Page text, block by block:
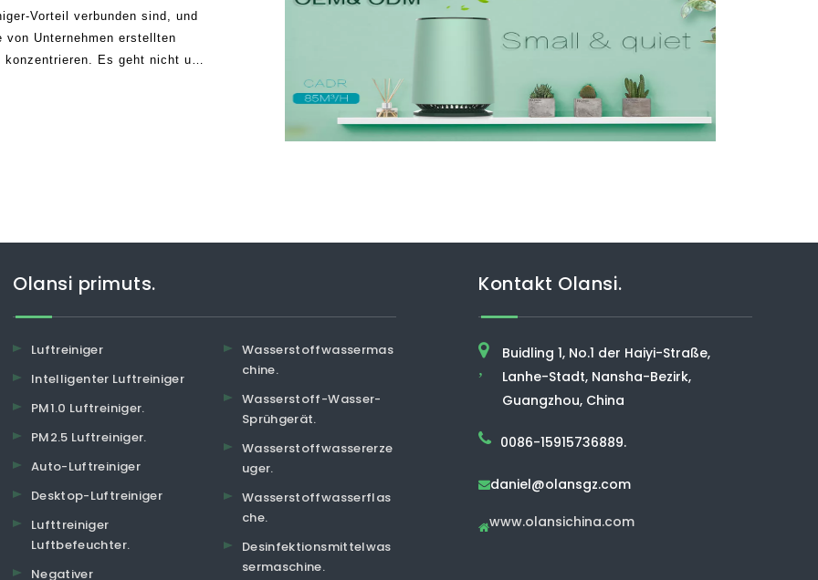
Vorteil verbunden sind, und
Unternehmen erstellten
Es geht nicht um
Olansi primuts.
Luftreiniger
Intelligenter Luftreiniger
PM1.0 Luftreiniger.
PM2.5 Luftreiniger.
Auto-Luftreiniger
Desktop-Luftreiniger
Lufttreiniger
Luftbefeuchter.
Negativer
Wasserstoffwassermas
chine.
Wasserstoff-Wasser-
Sprühgerät.
Wasserstoffwassererze
uger.
Wasserstoffwasserflas
che.
Desinfektionsmittelwas
sermaschine.
Kontakt Olansi.
,
Buidling 1, No.1 der Haiyi-Straße,
Lanhe-Stadt, Nansha-Bezirk,
Guangzhou, China
0086-15915736889.
daniel@olansgz.com
www.olansichina.com